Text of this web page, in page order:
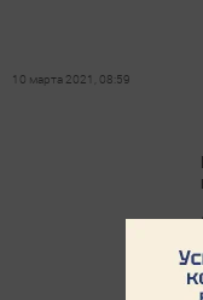
10 марта 2021, 08:59